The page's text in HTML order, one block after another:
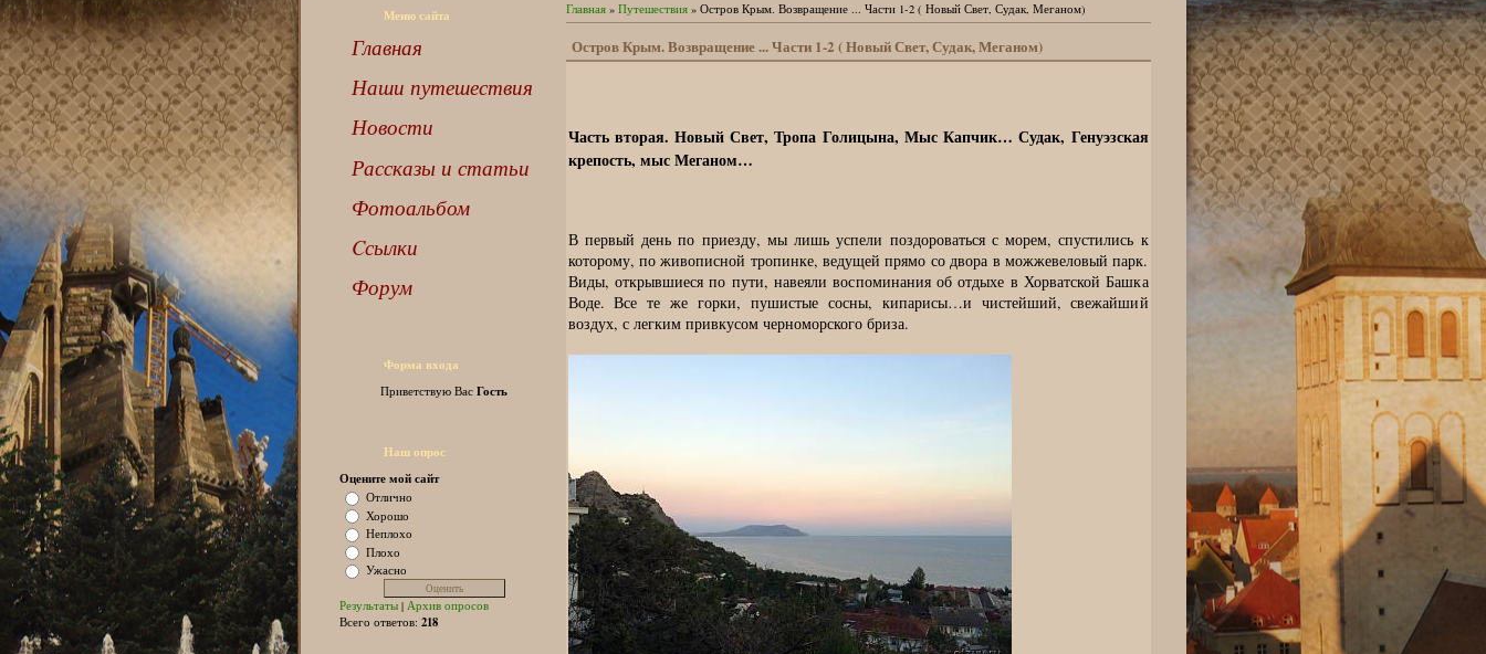
Меню сайта
Главная
Наши путешествия
Новости
Рассказы и статьи
Фотоальбом
Cсылки
Форум
Форма входа
Приветствую Вас Гость
Наш опрос
Оцените мой сайт
Отлично
Хорошо
Неплохо
Плохо
Ужасно
Результаты| Архив опросов
Всего ответов: 218
Главная» Путешествия» Остров Крым. Возвращение ... Части 1-2 ( Новый Свет, Судак, Меганом)
Остров Крым. Возвращение ... Части 1-2 ( Новый Свет, Судак, Меганом)
Часть вторая. Новый Свет, Тропа Голицына, Мыс Капчик… Судак, Генуэзская
крепость, мыс Меганом…
В первый день по приезду, мы лишь успели поздороваться с морем, спустились к
которому, по живописной тропинке, ведущей прямо со двора в можжевеловый парк.
Виды, открывшиеся по пути, навеяли воспоминания об отдыхе в Хорватской Башка
Воде. Все те же горки, пушистые сосны, кипарисы…и чистейший, свежайший
воздух, с легким привкусом черноморского бриза.